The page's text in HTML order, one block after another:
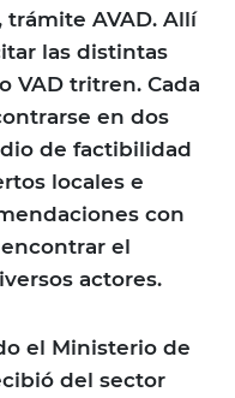
trámite AVAD. Allí
las distintas
VAD tritren. Cada
en dos
de factibilidad
locales e
con
el
actores.
el Ministerio de
del sector